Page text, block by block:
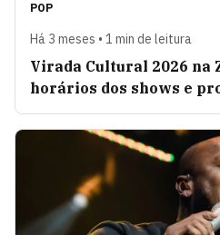
POP
Há 3 meses • 1 min de leitura
Virada Cultural 2026 na
horários dos shows e